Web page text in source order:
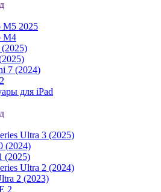
M5 2025
M4
7 (2024)
для iPad
Ultra 3 (2025)
(2024)
(2025)
Ultra 2 (2024)
2 (2023)
2